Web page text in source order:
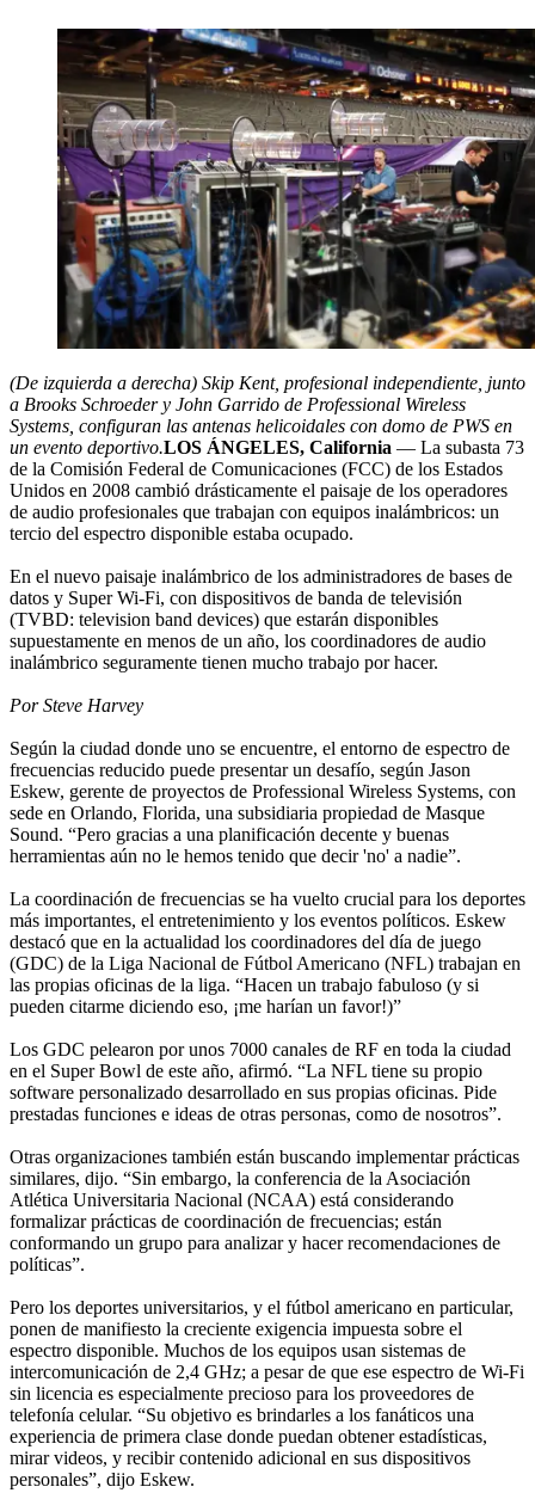
(De izquierda a derecha) Skip Kent, profesional independiente, junto
a Brooks Schroeder y John Garrido de Professional Wireless
Systems, configuran las antenas helicoidales con domo de PWS en
un evento deportivo.LOS ÁNGELES, California — La subasta 73
de la Comisión Federal de Comunicaciones (FCC) de los Estados
Unidos en 2008 cambió drásticamente el paisaje de los operadores
de audio profesionales que trabajan con equipos inalámbricos: un
tercio del espectro disponible estaba ocupado.
En el nuevo paisaje inalámbrico de los administradores de bases de
datos y Super Wi-Fi, con dispositivos de banda de televisión
(TVBD: television band devices) que estarán disponibles
supuestamente en menos de un año, los coordinadores de audio
inalámbrico seguramente tienen mucho trabajo por hacer.
Por Steve Harvey
Según la ciudad donde uno se encuentre, el entorno de espectro de
frecuencias reducido puede presentar un desafío, según Jason
Eskew, gerente de proyectos de Professional Wireless Systems, con
sede en Orlando, Florida, una subsidiaria propiedad de Masque
Sound. “Pero gracias a una planificación decente y buenas
herramientas aún no le hemos tenido que decir 'no' a nadie”.
La coordinación de frecuencias se ha vuelto crucial para los deportes
más importantes, el entretenimiento y los eventos políticos. Eskew
destacó que en la actualidad los coordinadores del día de juego
(GDC) de la Liga Nacional de Fútbol Americano (NFL) trabajan en
las propias oficinas de la liga. “Hacen un trabajo fabuloso (y si
pueden citarme diciendo eso, ¡me harían un favor!)”
Los GDC pelearon por unos 7000 canales de RF en toda la ciudad
en el Super Bowl de este año, afirmó. “La NFL tiene su propio
software personalizado desarrollado en sus propias oficinas. Pide
prestadas funciones e ideas de otras personas, como de nosotros”.
Otras organizaciones también están buscando implementar prácticas
similares, dijo. “Sin embargo, la conferencia de la Asociación
Atlética Universitaria Nacional (NCAA) está considerando
formalizar prácticas de coordinación de frecuencias; están
conformando un grupo para analizar y hacer recomendaciones de
políticas”.
Pero los deportes universitarios, y el fútbol americano en particular,
ponen de manifiesto la creciente exigencia impuesta sobre el
espectro disponible. Muchos de los equipos usan sistemas de
intercomunicación de 2,4 GHz; a pesar de que ese espectro de Wi-Fi
sin licencia es especialmente precioso para los proveedores de
telefonía celular. “Su objetivo es brindarles a los fanáticos una
experiencia de primera clase donde puedan obtener estadísticas,
mirar videos, y recibir contenido adicional en sus dispositivos
personales”, dijo Eskew.